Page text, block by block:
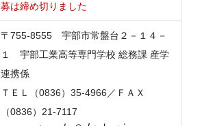
募は締め切りました
〒755-8555 宇部市常盤台２－１４－
１ 宇部工業高等専門学校 総務課 産学
連携係
ＴＥＬ（0836）35-4966／ＦＡＸ
（0836）21-7117